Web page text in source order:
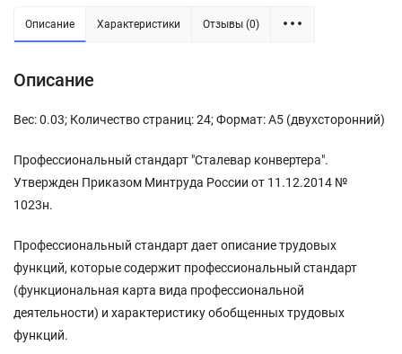
Описание Характеристики Отзывы (0)
Описание
Вес: 0.03; Количество страниц: 24; Формат: А5 (двухсторонний)
Профессиональный стандарт "Сталевар конвертера".
Утвержден Приказом Минтруда России от 11.12.2014 №
1023н.
Профессиональный стандарт дает описание трудовых
функций, которые содержит профессиональный стандарт
(функциональная карта вида профессиональной
деятельности) и характеристику обобщенных трудовых
функций.